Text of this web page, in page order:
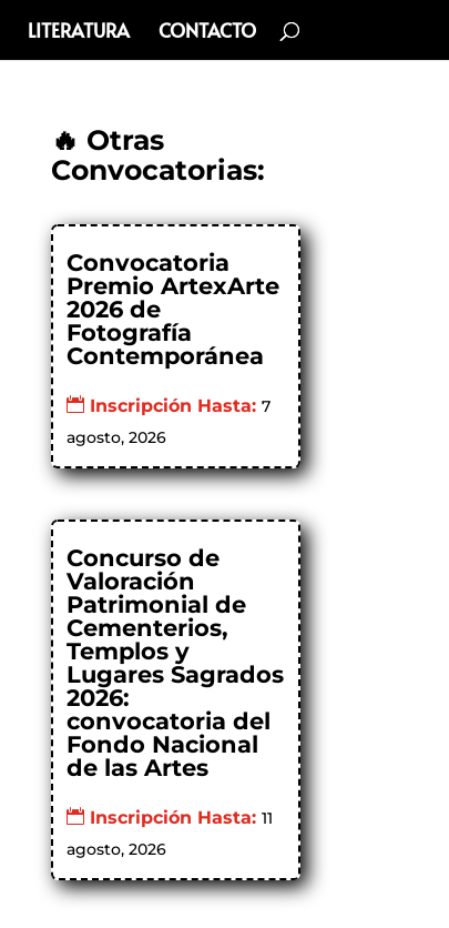
LITERATURA CONTACTO
🔥 Otras
Convocatorias:
Convocatoria
Premio ArtexArte
2026 de
Fotografía
Contemporánea
Inscripción Hasta:7
agosto, 2026
Concurso de
Valoración
Patrimonial de
Cementerios,
Templos y
Lugares Sagrados
2026:
convocatoria del
Fondo Nacional
de las Artes
Inscripción Hasta:11
agosto, 2026